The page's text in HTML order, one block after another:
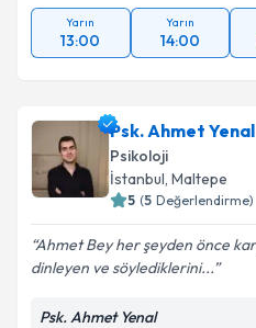
Yarın
13:00
Yarın
14:00
Psk. Ahmet Yenal
Psikoloji
İstanbul, Maltepe
5 (5 Değerlendirme)
Ahmet Bey her şeyden önce
dinleyen ve söylediklerini...
Psk. Ahmet Yenal